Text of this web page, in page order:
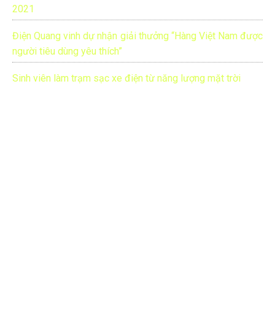
2021
Điện Quang vinh dự nhận giải thưởng “Hàng Việt Nam được
người tiêu dùng yêu thích”
Sinh viên làm trạm sạc xe điện từ năng lượng mặt trời